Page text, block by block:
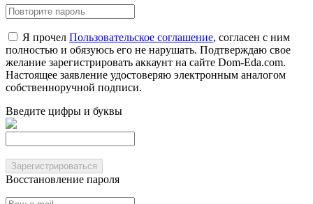
Я прочел Пользовательское соглашение, согласен с ним
полностью и обязуюсь его не нарушать. Подтверждаю свое
желание зарегистрировать аккаунт на сайте Dom-Eda.com.
Настоящее заявление удостоверяю электронным аналогом
собственноручной подписи.
Введите цифры и буквы
Зарегистрироваться
Восстановление пароля